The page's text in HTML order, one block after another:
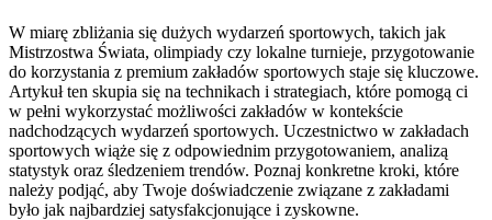
W miarę zbliżania się dużych wydarzeń sportowych, takich jak
Mistrzostwa Świata, olimpiady czy lokalne turnieje, przygotowanie
do korzystania z premium zakładów sportowych staje się kluczowe.
Artykuł ten skupia się na technikach i strategiach, które pomogą ci
w pełni wykorzystać możliwości zakładów w kontekście
nadchodzących wydarzeń sportowych. Uczestnictwo w zakładach
sportowych wiąże się z odpowiednim przygotowaniem, analizą
statystyk oraz śledzeniem trendów. Poznaj konkretne kroki, które
należy podjąć, aby Twoje doświadczenie związane z zakładami
było jak najbardziej satysfakcjonujące i zyskowne.